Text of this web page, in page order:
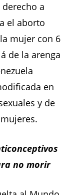
a
el aborto
mujer con 6
de la arenga
en
y de
no morir